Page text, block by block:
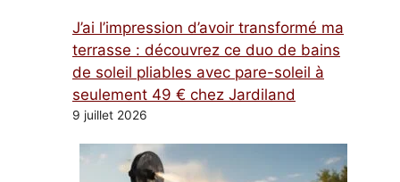
J’ai l’impression d’avoir transformé ma
terrasse : découvrez ce duo de bains
de soleil pliables avec pare-soleil à
seulement 49 € chez Jardiland
9 juillet 2026